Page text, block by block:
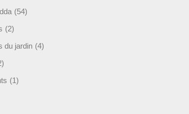
(54)
(2)
du jardin (4)
(1)